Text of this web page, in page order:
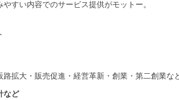
すい内容でのサービス提供がモットー。
路拡大・販売促進・経営革新・創業・第二創業な
など